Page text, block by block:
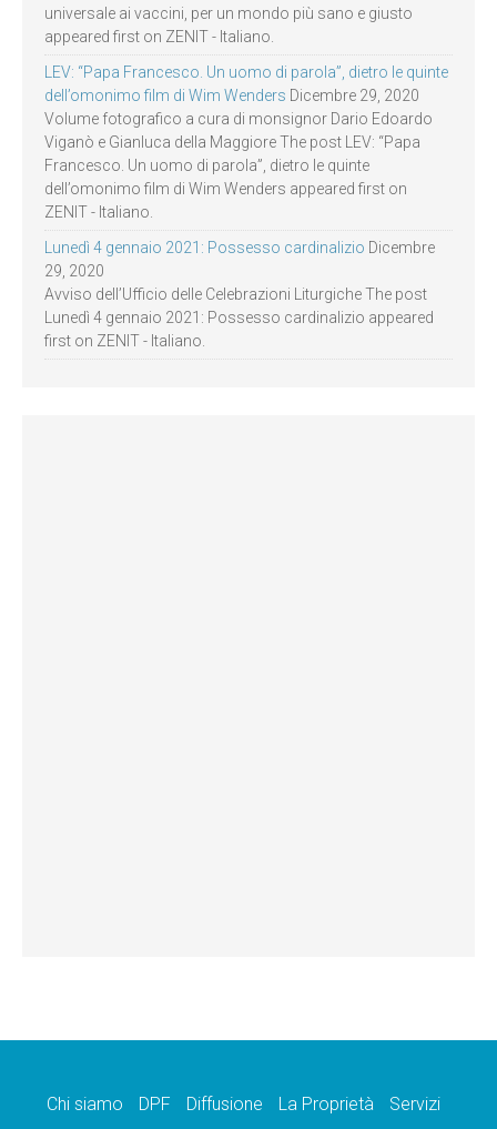
universale ai vaccini, per un mondo più sano e giusto
appeared first on ZENIT - Italiano.
LEV: “Papa Francesco. Un uomo di parola”, dietro le quinte
dell’omonimo film di Wim Wenders Dicembre 29, 2020
Volume fotografico a cura di monsignor Dario Edoardo
Viganò e Gianluca della Maggiore The post LEV: “Papa
Francesco. Un uomo di parola”, dietro le quinte
dell’omonimo film di Wim Wenders appeared first on
ZENIT - Italiano.
Lunedì 4 gennaio 2021: Possesso cardinalizio Dicembre
29, 2020
Avviso dell’Ufficio delle Celebrazioni Liturgiche The post
Lunedì 4 gennaio 2021: Possesso cardinalizio appeared
first on ZENIT - Italiano.
Chi siamo DPF Diffusione La Proprietà Servizi